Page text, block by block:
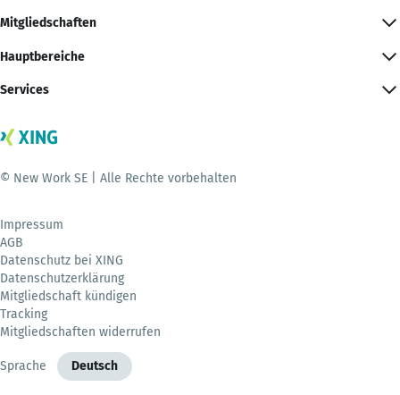
Mitgliedschaften
Hauptbereiche
Services
© New Work SE | Alle Rechte vorbehalten
Impressum
AGB
Datenschutz bei XING
Datenschutzerklärung
Mitgliedschaft kündigen
Tracking
Mitgliedschaften widerrufen
Sprache Deutsch